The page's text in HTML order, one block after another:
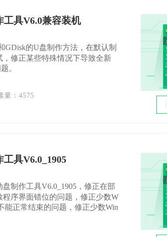
工具V6.0兼容装机
GDisk的U盘制作方法，在默认制
修正某些特殊情况下导致全新
。
量：4575
具V6.0_1905
制作工具V6.0_1905，修正在部
序界面错位的问题，修正少数W
能正常结束的问题，修正少数Win